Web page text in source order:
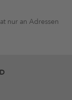
nur an Adressen